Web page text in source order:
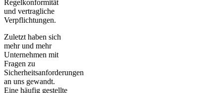
Regelkonformität
und vertragliche
Verpflichtungen.
Zuletzt haben sich
mehr und mehr
Unternehmen mit
Fragen zu
Sicherheitsanforderungen
an uns gewandt.
Eine häufig gestellte